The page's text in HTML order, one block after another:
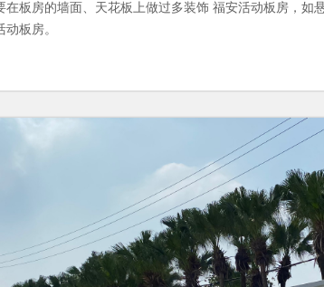
在板房的墙面、天花板上做过多装饰 福安活动板房，如
动板房。